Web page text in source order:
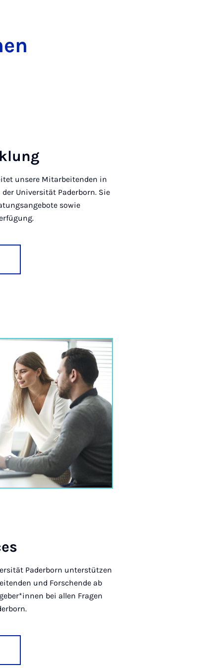
unsere Mitarbeitenden in
Universität Paderborn. Sie
sowie
Paderborn unterstützen
und Forschende ab
bei allen Fragen